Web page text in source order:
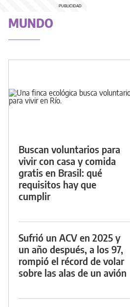
MUNDO
Buscan voluntarios para
vivir con casa y comida
gratis en Brasil: qué
requisitos hay que
cumplir
Sufrió un ACV en 2025 y
un año después, a los 97,
rompió el récord de volar
sobre las alas de un avión